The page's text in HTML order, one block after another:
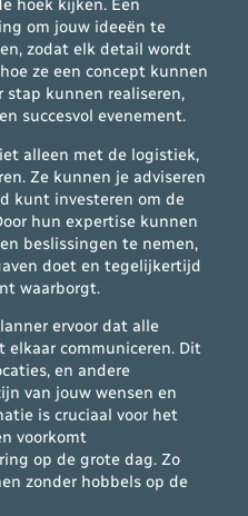
hoek kijken. Een
om jouw ideeën te
zodat elk detail wordt
ze een concept kunnen
kunnen realiseren,
succesvol evenement.
alleen met de logistiek,
Ze kunnen je adviseren
kunt investeren om de
hun expertise kunnen
beslissingen te nemen,
doet en tegelijkertijd
waarborgt.
ervoor dat alle
communiceren. Dit
en andere
van jouw wensen en
is cruciaal voor het
voorkomt
op de grote dag. Zo
zonder hobbels op de